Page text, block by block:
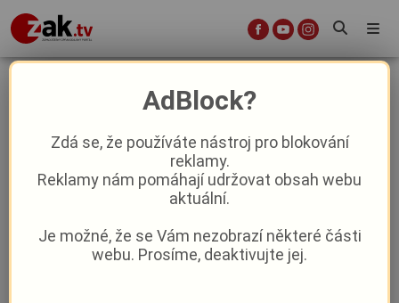
První úspěch po více než 40 letech. V
Plzni se poprvé v novodobé historii
narodili nosálové bělohubí
Konec falešných inzerátů: Plzeňská
kriminálka dopadla ženu, která obrala
AdBlock?
Zdá se, že používáte nástroj pro blokování
reklamy.
Reklamy nám pomáhají udržovat obsah webu
aktuální.
Je možné, že se Vám nezobrazí některé části
webu. Prosíme, deaktivujte jej.